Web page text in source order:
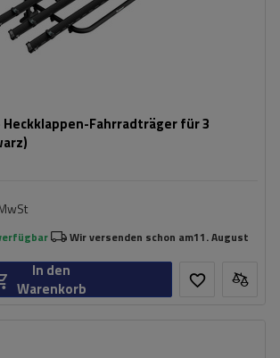
Heckklappen-Fahrradträger für 3
Wir versenden schon am11. August
In den
Warenkorb